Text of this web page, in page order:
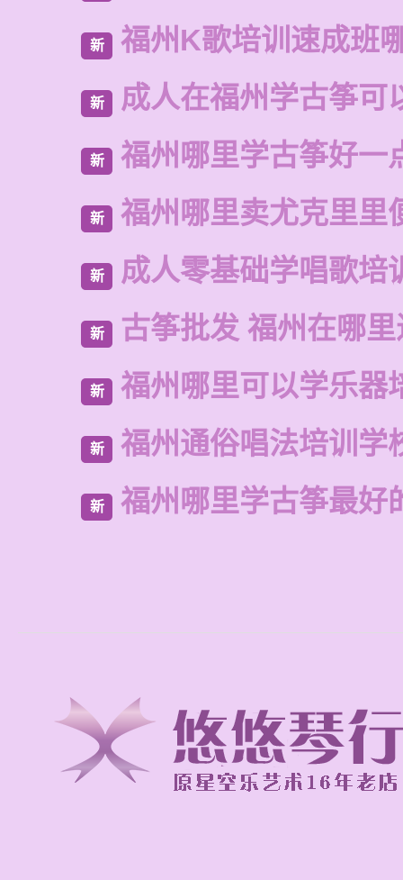
新 福州K歌培训速成班
新 成人在福州学古筝可
新 福州哪里学古筝好一
新 福州哪里卖尤克里里
新 成人零基础学唱歌培
新 古筝批发 福州在哪
新 福州哪里可以学乐器
新 福州通俗唱法培训学
新 福州哪里学古筝最好